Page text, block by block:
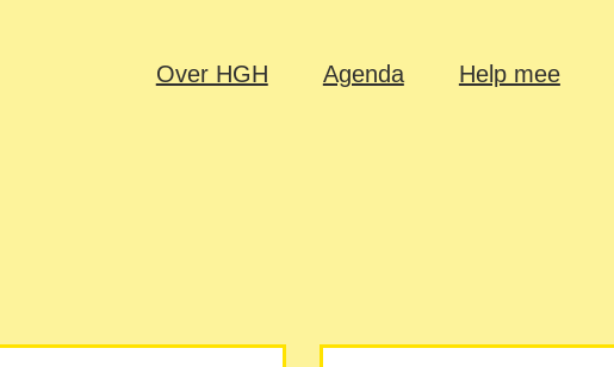
Over HGH Agenda Help mee